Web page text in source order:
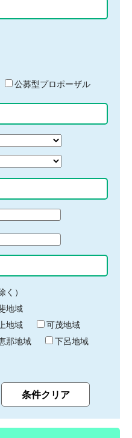
公募型プロポーザル
く）
地域
地域
可茂地域
那地域
下呂地域